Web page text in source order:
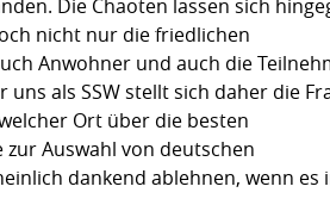
Die Chaoten lassen sich
nicht nur die friedlichen
Anwohner und auch die
als SSW stellt sich daher die
Ort über die besten
Auswahl von deutschen
dankend ablehnen, wenn es